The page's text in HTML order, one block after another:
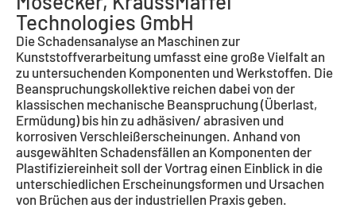
Technologies GmbH
Die Schadensanalyse an Maschinen zur
Kunststoffverarbeitung umfasst eine große Vielfalt an
zu untersuchenden Komponenten und Werkstoffen. Die
Beanspruchungskollektive reichen dabei von der
klassischen mechanische Beanspruchung (Überlast,
Ermüdung) bis hin zu adhäsiven/ abrasiven und
korrosiven Verschleißerscheinungen. Anhand von
ausgewählten Schadensfällen an Komponenten der
Plastifiziereinheit soll der Vortrag einen Einblick in die
unterschiedlichen Erscheinungsformen und Ursachen
von Brüchen aus der industriellen Praxis geben.